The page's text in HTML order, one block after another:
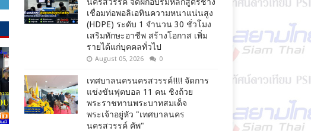
เชื่อมท่อพอลิเอทินความหนาแน่นสูง
(HDPE) ระดับ 1 จำนวน 30 ชั่วโมง
เสริมทักษะอาชีพ สร้างโอกาส เพิ่ม
รายได้แก่บุคคลทั่วไป
August 05, 2026 0
เทศบาลนครนครสวรรค์!!!! จัดการ
แข่งขันฟุตบอล 11 คน ชิงถ้วย
พระราชทานพระบาทสมเด็จ
พระเจ้าอยู่หัว "เทศบาลนคร
นครสวรรค์ คัพ"